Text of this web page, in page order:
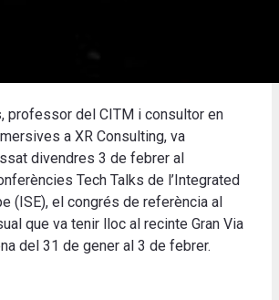
professor del CITM i consultor en
a XR Consulting, va
divendres 3 de febrer al
Tech Talks de l’Integrated
(ISE), el congrés de referència al
que va tenir lloc al recinte Gran Via
del 31 de gener al 3 de febrer.